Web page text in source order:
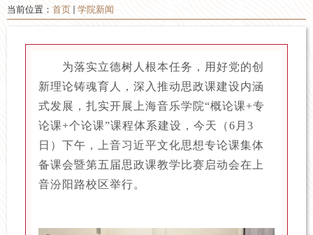
当前位置： 首页 学院新闻
为落实立德树人根本任务，用好党的创
新理论铸魂育人，深入推动思政课建设内涵
式发展，扎实开展上海音乐学院“概论课+专
论课+个论课”课程体系建设，今天（6月3
日）下午，上音习近平文化思想专论课集体
备课会暨第五届思政课教学比赛启动会在上
音汾阳路校区举行。